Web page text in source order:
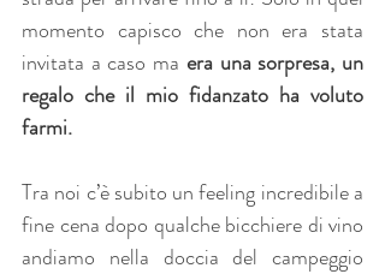
momento capisco che non era stata
invitata a caso ma era una sorpresa, un
regalo che il mio fidanzato ha voluto
farmi.
Tra noi c’è subito un feeling incredibile a
fine cena dopo qualche bicchiere di vino
andiamo nella doccia del campeggio